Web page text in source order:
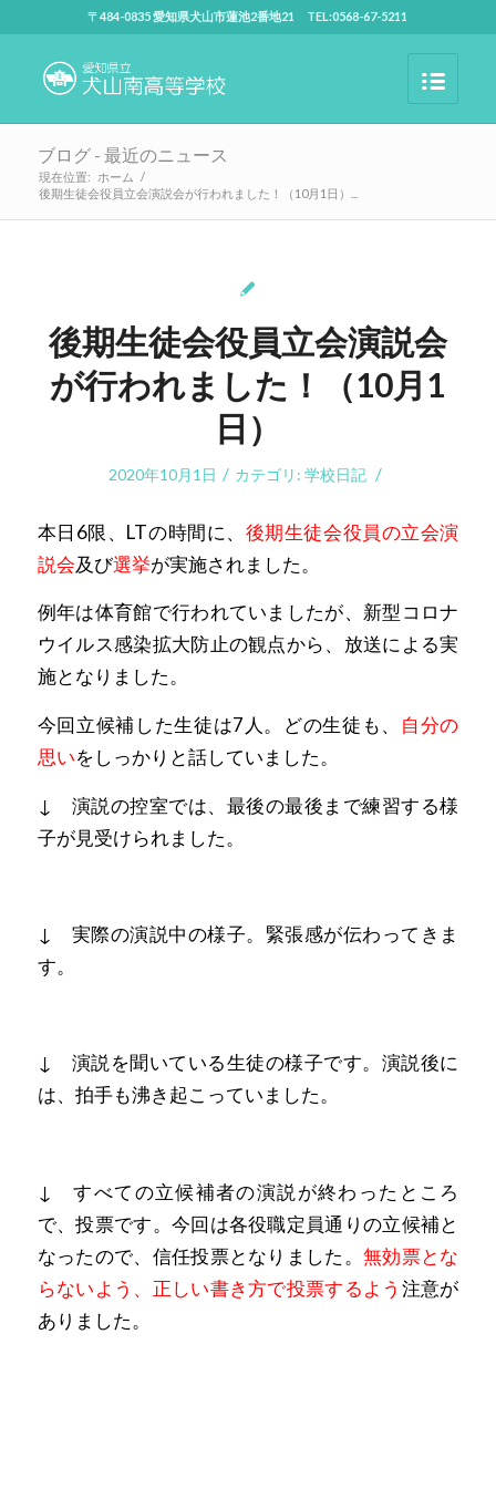
〒484-0835 愛知県犬山市蓮池2番地21 TEL:0568-67-5211
ブログ - 最近のニュース
現在位置: ホーム /
後期生徒会役員立会演説会が行われました！（10月1日）...
後期生徒会役員立会演説会
が行われました！（10月1
日）
2020年10月1日 / カテゴリ: 学校日記 /
本日6限、LTの時間に、 後期生徒会役員の立会演
説会及び選挙が実施されました。
例年は体育館で行われていましたが、新型コロナ
ウイルス感染拡大防止の観点から、放送による実
施となりました。
今回立候補した生徒は7人。どの生徒も、 自分の
思いをしっかりと話していました。
↓ 演説の控室では、最後の最後まで練習する様
子が見受けられました。
↓ 実際の演説中の様子。緊張感が伝わってきま
す。
↓ 演説を聞いている生徒の様子です。演説後に
は、拍手も沸き起こっていました。
↓ すべての立候補者の演説が終わったところ
で、投票です。今回は各役職定員通りの立候補と
なったので、信任投票となりました。無効票とな
らないよう、正しい書き方で投票するよう 注意が
ありました。